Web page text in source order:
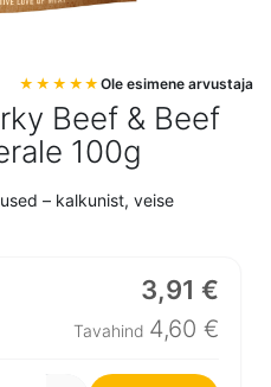
Beef & Beef
100g
Ole esimene arvustaja
– kalkunist, veise
3,91 €
Tavahind 4,60 €